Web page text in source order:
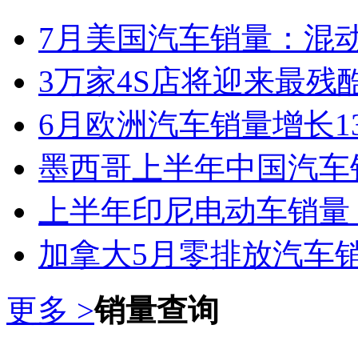
7月美国汽车销量：混
3万家4S店将迎来最残
6月欧洲汽车销量增长
墨西哥上半年中国汽
上半年印尼电动车销
加拿大5月零排放汽车
更多 >销量查询